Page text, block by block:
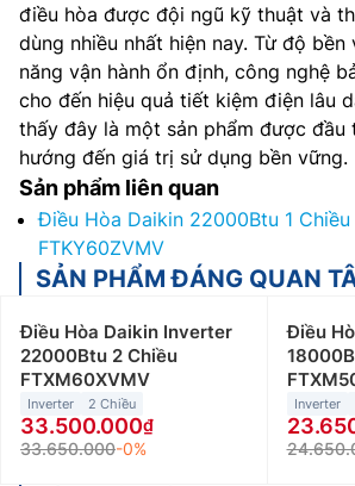
điều hòa được đội ngũ kỹ thuật và
dùng nhiều nhất hiện nay. Từ độ
năng vận hành ổn định, công nghệ
cho đến hiệu quả tiết kiệm điện lâu
thấy đây là một sản phẩm được đầu
hướng đến giá trị sử dụng bền vững.
Sản phẩm liên quan
Điều Hòa Daikin 22000Btu 1
FTKY60ZVMV
SẢN PHẨM ĐÁNG QUAN
Điều Hòa Daikin Inverter
22000Btu 2 Chiều
FTXM60XVMV
Inverter 2 Chiều
33.500.000
33.650.000-0%
Điều
Inverter